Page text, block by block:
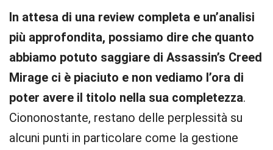
In attesa di una review completa e un’analisi
più approfondita, possiamo dire che quanto
abbiamo potuto saggiare di Assassin’s Creed
Mirage ci è piaciuto e non vediamo l’ora di
poter avere il titolo nella sua completezza.
Ciononostante, restano delle perplessità su
alcuni punti in particolare come la gestione